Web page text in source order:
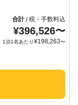
合計/税・手数料込
¥396,526〜
1泊1名あたり¥198,263〜